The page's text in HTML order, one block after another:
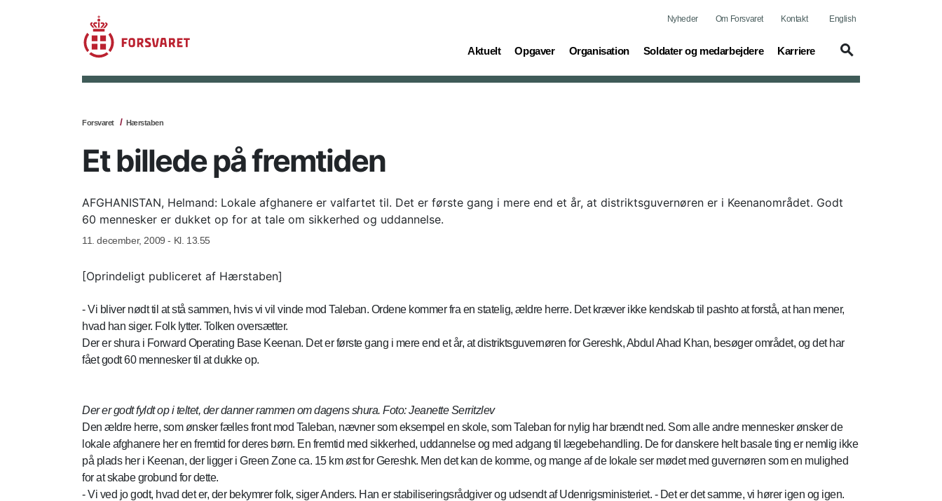
Nyheder Om Forsvaret Kontakt English
Aktuelt
(current) Opgaver
(current) Organisation
(current) Soldater og medarbejdere
(current) Karriere
(current)
Forsvaret Hærstaben
Et billede på fremtiden
AFGHANISTAN, Helmand: Lokale afghanere er valfartet til. Det er første gang i mere end et år, at distriktsguvernøren er i Keenanområdet. Godt
60 mennesker er dukket op for at tale om sikkerhed og uddannelse.
11. december, 2009 - Kl. 13.55
[Oprindeligt publiceret af Hærstaben]
- Vi bliver nødt til at stå sammen, hvis vi vil vinde mod Taleban. Ordene kommer fra en statelig, ældre herre. Det kræver ikke kendskab til pashto at forstå, at han mener,
hvad han siger. Folk lytter. Tolken oversætter.
Der er shura i Forward Operating Base Keenan. Det er første gang i mere end et år, at distriktsguvernøren for Gereshk, Abdul Ahad Khan, besøger området, og det har
fået godt 60 mennesker til at dukke op.
Der er godt fyldt op i teltet, der danner rammen om dagens shura. Foto: Jeanette Serritzlev
Den ældre herre, som ønsker fælles front mod Taleban, nævner som eksempel en skole, som Taleban for nylig har brændt ned. Som alle andre mennesker ønsker de
lokale afghanere her en fremtid for deres børn. En fremtid med sikkerhed, uddannelse og med adgang til lægebehandling. De for danskere helt basale ting er nemlig ikke
på plads her i Keenan, der ligger i Green Zone ca. 15 km øst for Gereshk. Men det kan de komme, og mange af de lokale ser mødet med guvernøren som en mulighed
for at skabe grobund for dette.
- Vi ved jo godt, hvad det er, der bekymrer folk, siger Anders. Han er stabiliseringsrådgiver og udsendt af Udenrigsministeriet. - Det er det samme, vi hører igen og igen.